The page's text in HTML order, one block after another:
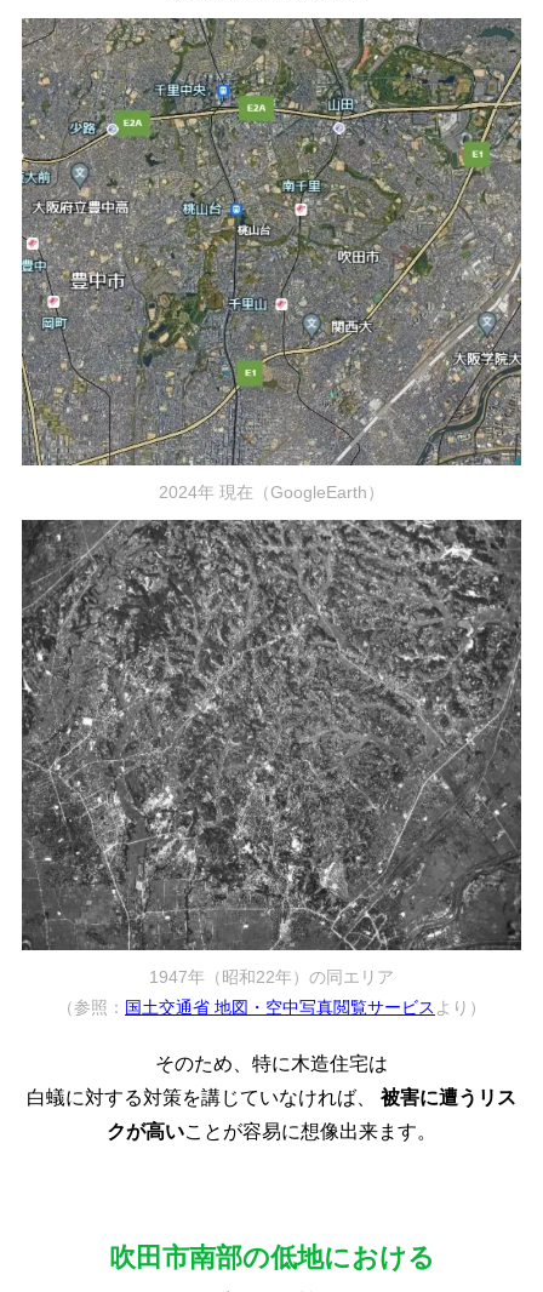
2024年 現在（GoogleEarth）
1947年（昭和22年）の同エリア
（参照： 国土交通省 地図・空中写真閲覧サービス より）
そのため、特に木造住宅は
白蟻に対する対策を講じていなければ、
被害に遭うリス
クが高いことが容易に想像出来ます。
吹田市南部の低地における